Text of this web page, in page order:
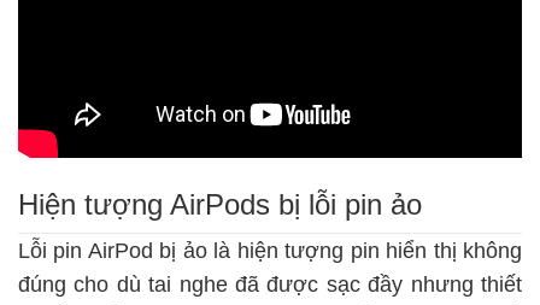
Hiện tượng AirPods bị lỗi pin ảo
Lỗi pin AirPod bị ảo là hiện tượng pin hiển thị không
đúng cho dù tai nghe đã được sạc đầy nhưng thiết